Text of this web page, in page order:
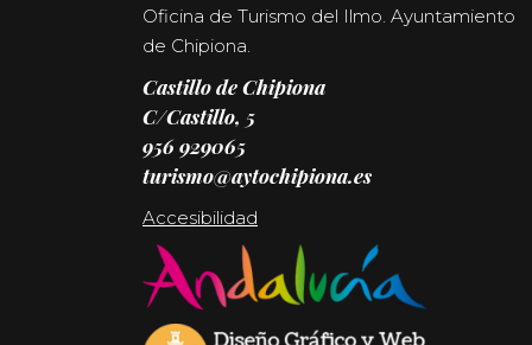
Oficina de Turismo del Ilmo. Ayuntamiento
de Chipiona.
Castillo de Chipiona
C/Castillo, 5
956 929065
turismo@aytochipiona.es
Accesibilidad